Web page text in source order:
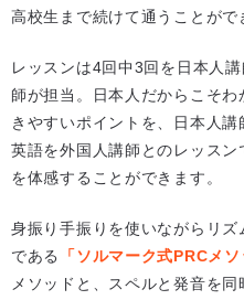
高校生まで続けて通うことがで
レッスンは4回中3回を日本人
師が担当。日本人だからこそ
きやすいポイントを、日本人
英語を外国人講師とのレッス
を体感することができます。
身振り手振りを使いながらリ
である
「ソルマーク式PRCメ
メソッドと、スペルと発音を同